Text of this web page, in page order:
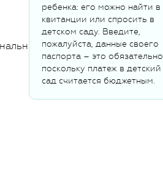
ребенка: его можно найти в
квитанции или спросить в
детском саду. Введите,
пожалуйста, данные своего
паспорта – это обязательно,
поскольку платеж в детский
сад считается бюджетным.
данных